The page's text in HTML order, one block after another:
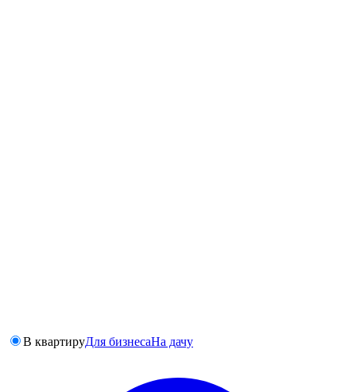
В квартируДля бизнесаНа дачу